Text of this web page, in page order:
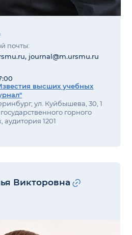
почты:
journal@m.ursmu.ru
высших учебных
ул. Куйбышева, 30, 1
горного
аудитория 1201
Викторовна